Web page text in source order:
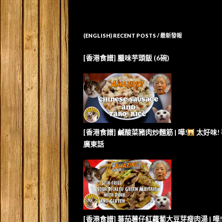
(ENGLISH) RECENT POSTS / 最新發報
[香港食譜] 臘味芋頭飯 (6碗)
[香港食譜] 鹹酸菜豬肉炒麵筋 | 嘩!
太好味!
廣東話
[香港食譜] 蕃茄薯仔紅蘿蔔大豆芽瘦肉湯 | 嘩!